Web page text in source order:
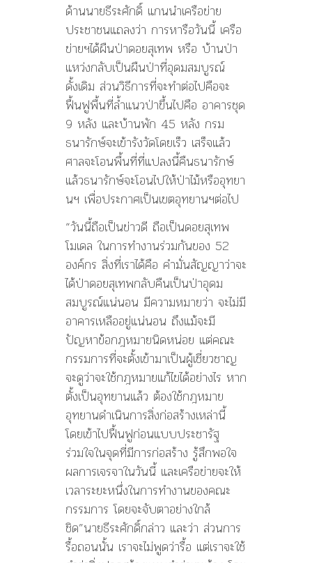
ด้านนายธีระศักดิ์ แกนนำเครือข่าย
ประชาชนแถลงว่า การหารือวันนี้ เครือ
ข่ายฯได้ผืนป่าดอยสุเทพ หรือ บ้านป่า
แหว่งกลับเป็นผืนป่าที่อุดมสมบูรณ์
ดั้งเดิม ส่วนวิธีการที่จะทำต่อไปคือจะ
ฟื้นฟูพื้นที่ล้ำแนวป่าขึ้นไปคือ อาคารชุด
9 หลัง และบ้านพัก 45 หลัง กรม
ธนารักษ์จะเข้ารังวัดโดยเร็ว เสร็จแล้ว
ศาลจะโอนพื้นที่ที่แปลงนี้คืนธนารักษ์
แล้วธนารักษ์จะโอนไปให้ป่าไม้หรืออุทยา
นฯ เพื่อประกาศเป็นเขตอุทยานฯต่อไป
“วันนี้ถือเป็นข่าวดี ถือเป็นดอยสุเทพ
โมเดล ในการทำงานร่วมกันของ 52
องค์กร สิ่งที่เราได้คือ คำมั่นสัญญาว่าจะ
ได้ป่าดอยสุเทพกลับคืนเป็นป่าอุดม
สมบูรณ์แน่นอน มีความหมายว่า จะไม่มี
อาคารเหลืออยู่แน่นอน ถึงแม้จะมี
ปัญหาข้อกฎหมายนิดหน่อย แต่คณะ
กรรมการที่จะตั้งเข้ามาเป็นผู้เชี่ยวชาญ
จะดูว่าจะใช้กฎหมายแก้ไขได้อย่างไร หาก
ตั้งเป็นอุทยานแล้ว ต้องใช้กฎหมาย
อุทยานดำเนินการสิ่งก่อสร้างเหล่านี้
โดยเข้าไปฟื้นฟูก่อนแบบประชารัฐ
ร่วมใจในจุดที่มีการก่อสร้าง รู้สึกพอใจ
ผลการเจรจาในวันนี้ และเครือข่ายจะให้
เวลาระยะหนึ่งในการทำงานของคณะ
กรรมการ โดยจะจับตาอย่างใกล้
ชิด”นายธีระศักดิ์กล่าว และว่า ส่วนการ
รื้อถอนนั้น เราจะไม่พูดว่ารื้อ แต่เราจะใช้